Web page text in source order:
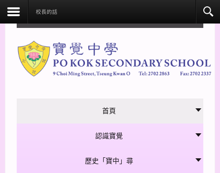
校長的話
首頁
認識寶覺
歷史「寶中」尋